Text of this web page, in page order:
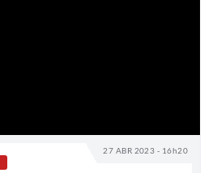
27 ABR 2023 - 16h20